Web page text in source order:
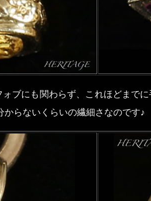
ブにも関わらず、これほどまで
らないくらいの繊細さなのです♪